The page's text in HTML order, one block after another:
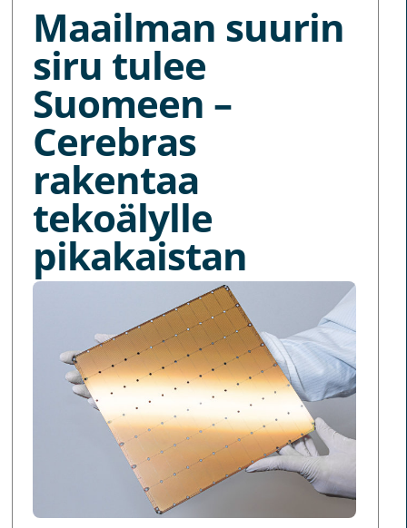
Maailman suurin
siru tulee
Suomeen –
Cerebras
rakentaa
tekoälylle
pikakaistan